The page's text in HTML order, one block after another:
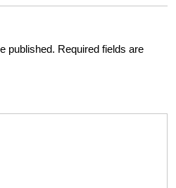
published. Required fields are